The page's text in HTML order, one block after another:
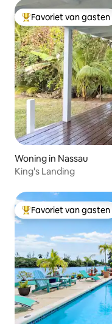
Topfavoriet van
Favoriet van gasten
Woning in Nassau
King's Landing
Topfavoriet van
Favoriet van gasten